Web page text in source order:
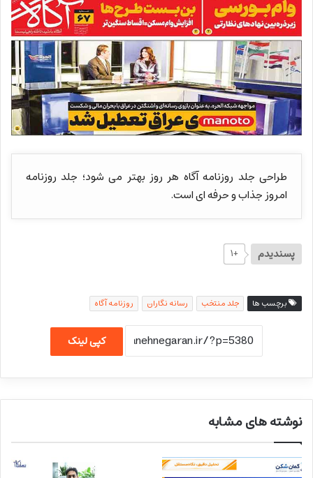
طراحی جلد روزنامه آگاه هر روز بهتر می شود؛ جلد روزنامه
امروز جذاب و حرفه ای است.
پسندیدم +۱
برچسب ها جلد منتخب رسانه نگاران روزنامه آگاه
کپی لینک
نوشته های مشابه